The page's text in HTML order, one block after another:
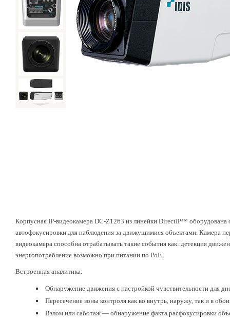
Корпусная IP-видеокамера DC-Z1263 из линейки DirectIP™
автофокусировки для наблюдения за движущимися объектами. Камера
видеокамера способна отрабатывать такие события как: детекция
энергопотребление возможно при питании по PoE.
Встроенная аналитика:
Обнаружение движения с настройкой чувствительности для
Пересечение зоны контроля как во внутрь, наружу, так и в
Взлом или саботаж — обнаружение факта расфокусировки